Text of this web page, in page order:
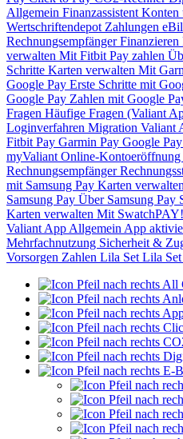
Allgemein Finanzassistent Konten
Wertschriftendepot Zahlungen
RechnungsempfängerFinanzieren
verwalten Mit Fitbit Pay zahlen
Schritte Karten verwalten Mit
Google Pay Erste Schritte mit
Google Pay Zahlen mit Google
Fragen Häufige Fragen (Valiant
Loginverfahren Migration Valiant
Fitbit Pay Garmin Pay Google Pay
myValiant Online-Kontoeröffnung
Rechnungsempfänger
mit Samsung Pay Karten
Samsung Pay Über Samsung Pay
Karten verwalten Mit
Valiant App Allgemein App
Mehrfachnutzung Sicherheit &
Vorsorgen Zahlen Lila Set Lila
All
E-